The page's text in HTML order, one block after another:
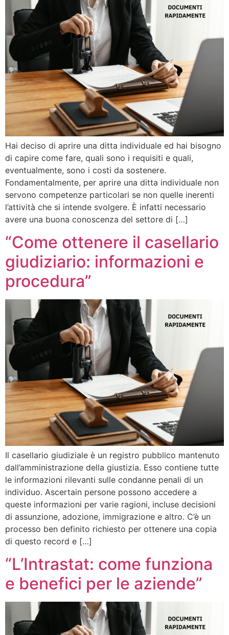
Hai deciso di aprire una ditta individuale ed hai bisogno
di capire come fare, quali sono i requisiti e quali,
eventualmente, sono i costi da sostenere.
Fondamentalmente, per aprire una ditta individuale non
servono competenze particolari se non quelle inerenti
l’attività che si intende svolgere. È infatti necessario
avere una buona conoscenza del settore di […]
“Come ottenere il casellario
giudiziario: informazioni e
procedura”
Il casellario giudiziale è un registro pubblico mantenuto
dall’amministrazione della giustizia. Esso contiene tutte
le informazioni rilevanti sulle condanne penali di un
individuo. Ascertain persone possono accedere a
queste informazioni per varie ragioni, incluse decisioni
di assunzione, adozione, immigrazione e altro. C’è un
processo ben definito richiesto per ottenere una copia
di questo record e […]
“L’Intrastat: come funziona
e benefici per le aziende”